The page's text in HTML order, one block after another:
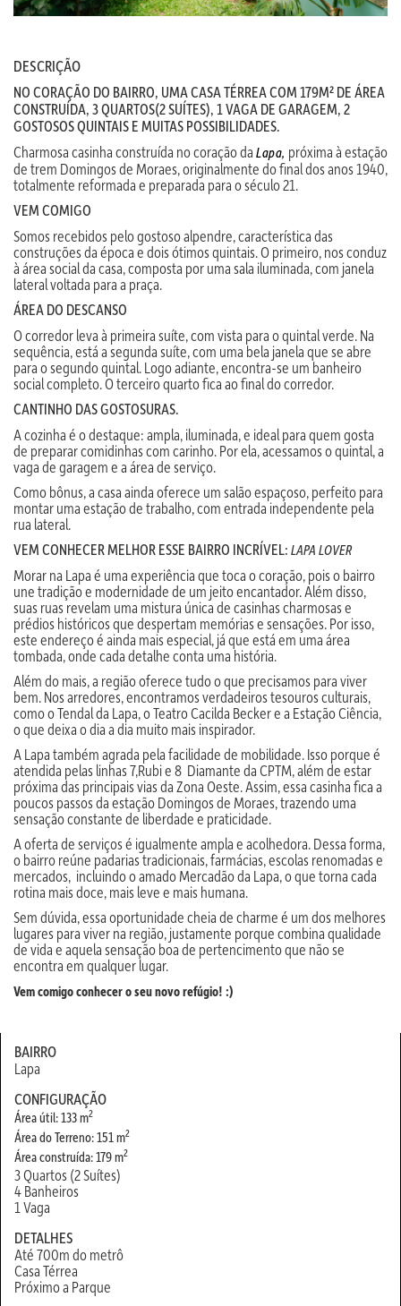
DESCRIÇÃO
NO CORAÇÃO DO BAIRRO, UMA CASA TÉRREA COM 179M² DE ÁREA
CONSTRUÍDA, 3 QUARTOS(2 SUÍTES), 1 VAGA DE GARAGEM, 2
GOSTOSOS QUINTAIS E MUITAS POSSIBILIDADES.
Charmosa casinha construída no coração da Lapa, próxima à estação
de trem Domingos de Moraes, originalmente do final dos anos 1940,
totalmente reformada e preparada para o século 21.
VEM COMIGO
Somos recebidos pelo gostoso alpendre, característica das
construções da época e dois ótimos quintais. O primeiro, nos conduz
à área social da casa, composta por uma sala iluminada, com janela
lateral voltada para a praça.
ÁREA DO DESCANSO
O corredor leva à primeira suíte, com vista para o quintal verde. Na
sequência, está a segunda suíte, com uma bela janela que se abre
para o segundo quintal. Logo adiante, encontra-se um banheiro
social completo. O terceiro quarto fica ao final do corredor.
CANTINHO DAS GOSTOSURAS.
A cozinha é o destaque: ampla, iluminada, e ideal para quem gosta
de preparar comidinhas com carinho. Por ela, acessamos o quintal, a
vaga de garagem e a área de serviço.
Como bônus, a casa ainda oferece um salão espaçoso, perfeito para
montar uma estação de trabalho, com entrada independente pela
rua lateral.
VEM CONHECER MELHOR ESSE BAIRRO INCRÍVEL: LAPA LOVER
Morar na Lapa é uma experiência que toca o coração, pois o bairro
une tradição e modernidade de um jeito encantador. Além disso,
suas ruas revelam uma mistura única de casinhas charmosas e
prédios históricos que despertam memórias e sensações. Por isso,
este endereço é ainda mais especial, já que está em uma área
tombada, onde cada detalhe conta uma história.
Além do mais, a região oferece tudo o que precisamos para viver
bem. Nos arredores, encontramos verdadeiros tesouros culturais,
como o Tendal da Lapa, o Teatro Cacilda Becker e a Estação Ciência,
o que deixa o dia a dia muito mais inspirador.
A Lapa também agrada pela facilidade de mobilidade. Isso porque é
atendida pelas linhas 7,Rubi e 8 Diamante da CPTM, além de estar
próxima das principais vias da Zona Oeste. Assim, essa casinha fica a
poucos passos da estação Domingos de Moraes, trazendo uma
sensação constante de liberdade e praticidade.
A oferta de serviços é igualmente ampla e acolhedora. Dessa forma,
o bairro reúne padarias tradicionais, farmácias, escolas renomadas e
mercados, incluindo o amado Mercadão da Lapa, o que torna cada
rotina mais doce, mais leve e mais humana.
Sem dúvida, essa oportunidade cheia de charme é um dos melhores
lugares para viver na região, justamente porque combina qualidade
de vida e aquela sensação boa de pertencimento que não se
encontra em qualquer lugar.
Vem comigo conhecer o seu novo refúgio! :)
BAIRRO
Lapa
CONFIGURAÇÃO
Área útil: 133 m2
Área do Terreno: 151 m2
Área construída: 179 m2
3 Quartos (2 Suítes)
4 Banheiros
1 Vaga
DETALHES
Até 700m do metrô
Casa Térrea
Próximo a Parque